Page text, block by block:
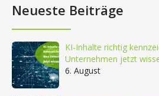
Neueste Beiträge
KI-Inhalte richtig
Unternehmen jetzt
6. August